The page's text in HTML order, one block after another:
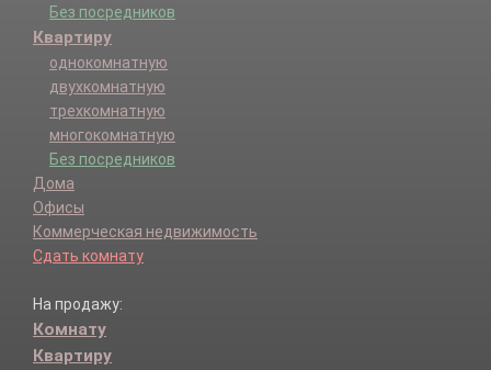
Без посредников
Квартиру
однокомнатную
двухкомнатную
трехкомнатную
многокомнатную
Без посредников
Дома
Офисы
Коммерческая недвижимость
Сдать комнату
На продажу:
Комнату
Квартиру